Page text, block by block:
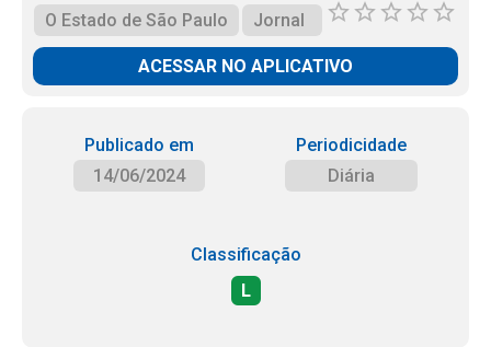
O Estado de São Paulo
Jornal
ACESSAR NO APLICATIVO
Publicado em
14/06/2024
Periodicidade
Diária
Classificação
L